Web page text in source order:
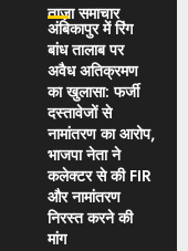
ताज़ा समाचार
अंबिकापुर में रिंग
बांध तालाब पर
अवैध अतिक्रमण
का खुलासा: फर्जी
दस्तावेजों से
नामांतरण का आरोप,
भाजपा नेता ने
कलेक्टर से की FIR
और नामांतरण
निरस्त करने की
मांग